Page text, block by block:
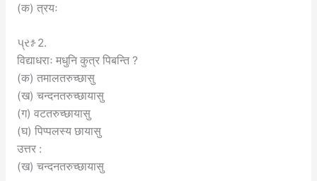
(क) त्रयः
પ્રશ્ન 2.
विद्याधराः मधुनि कुत्र पिबन्ति ?
(क) तमालतरुच्छासु
(ख) चन्दनतरुच्छायासु
(ग) वटतरुच्छायासु
(घ) पिप्पलस्य छायासु
उत्तर :
(ख) चन्दनतरुच्छायासु